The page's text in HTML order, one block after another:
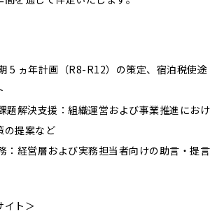
5 ヵ年計画（R8-R12）の策定、宿泊税使途
解決支援：組織運営および事業推進におけ
の提案など
経営層および実務担当者向けの助言・提言
イト＞